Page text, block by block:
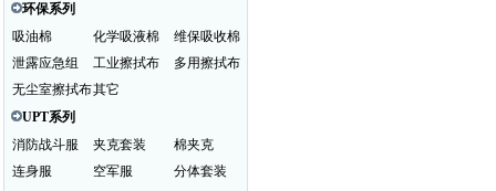
环保系列
吸油棉
化学吸液棉
维保吸收棉
泄露应急组
工业擦拭布
多用擦拭布
无尘室擦拭布其它
UPT系列
消防战斗服
夹克套装
棉夹克
连身服
空军服
分体套装